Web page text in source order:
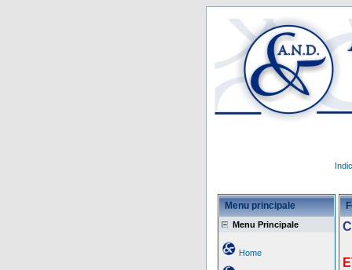
Menu principale
Menu Principale
Home